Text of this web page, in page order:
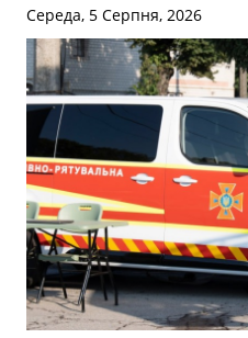
Середа, 5 Серпня, 2026